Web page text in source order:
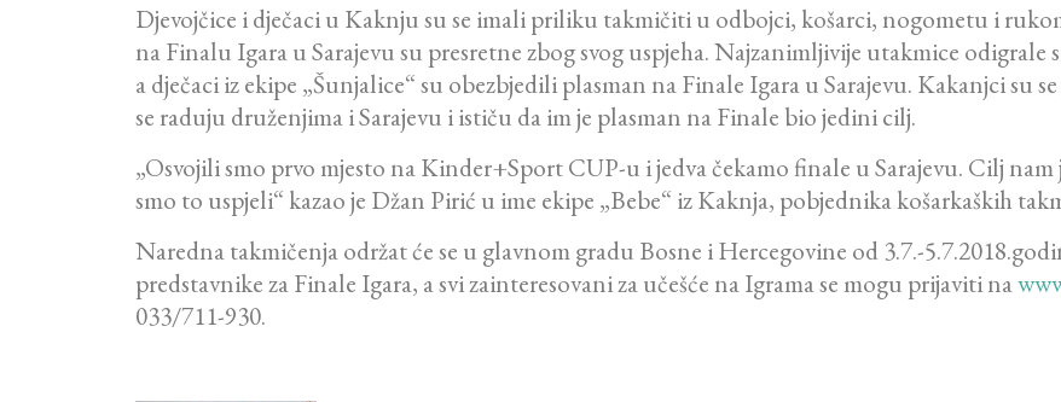
Djevojčice i dječaci u Kaknju su se imali priliku takmičiti u odbojci, košarci, nogometu i
na Finalu Igara u Sarajevu su presretne zbog svog uspjeha. Najzanimljivije utakmice
a dječaci iz ekipe „Šunjalice“ su obezbjedili plasman na Finale Igara u Sarajevu. Kakanjci su
se raduju druženjima i Sarajevu i ističu da im je plasman na Finale bio jedini cilj.
„Osvojili smo prvo mjesto na Kinder+Sport CUP-u i jedva čekamo finale u Sarajevu. Cilj
smo to uspjeli“ kazao je Džan Pirić u ime ekipe „Bebe“ iz Kaknja, pobjednika košarkaških
Naredna takmičenja održat će se u glavnom gradu Bosne i Hercegovine od 3.7.-
predstavnike za Finale Igara, a svi zainteresovani za učešće na Igrama se mogu prijaviti na
033/711-930.